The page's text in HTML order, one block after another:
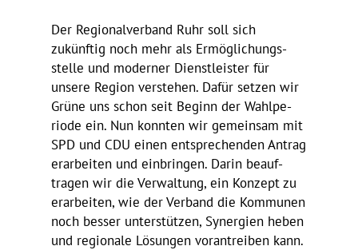
Der Regio­nal­ver­band Ruhr soll sich
zukünftig noch mehr als Ermög­li­chungs­
stelle und moderner Dienst­leister für
unsere Region verstehen. Dafür setzen wir
Grüne uns schon seit Beginn der Wahl­pe­
riode ein. Nun konnten wir gemeinsam mit
SPD und CDU einen entspre­chenden Antrag
erar­beiten und einbringen. Darin beauf­
tragen wir die Verwal­tung, ein Konzept zu
erar­beiten, wie der Verband die Kommunen
noch besser unter­stützen, Syner­gien heben
und regio­nale Lösungen voran­treiben kann.